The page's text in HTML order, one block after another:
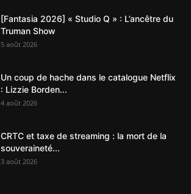
[Fantasia 2026] « Studio Q » : L’ancêtre du
Truman Show
5 août 2026
Un coup de hache dans le catalogue Netflix
: Lizzie Borden...
4 août 2026
CRTC et taxe de streaming : la mort de la
souveraineté...
3 août 2026